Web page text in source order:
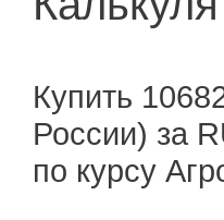
Купить
России) за
по курсу